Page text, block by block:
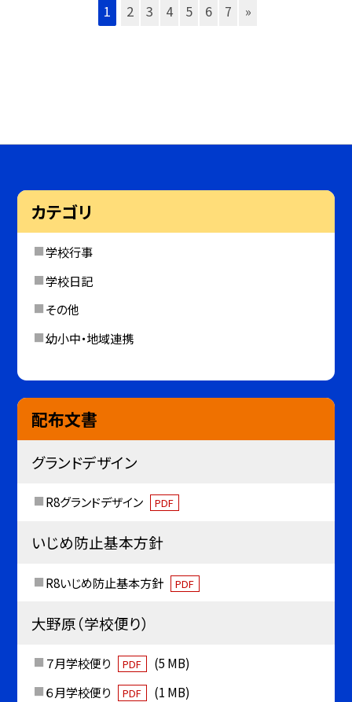
1 2 3 4 5 6 7 »
カテゴリ
学校行事
学校日記
その他
幼小中・地域連携
配布文書
グランドデザイン
R8グランドデザイン PDF
いじめ防止基本方針
R8いじめ防止基本方針 PDF
大野原（学校便り）
７月学校便り PDF
(5 MB)
６月学校便り
PDF
(1 MB)